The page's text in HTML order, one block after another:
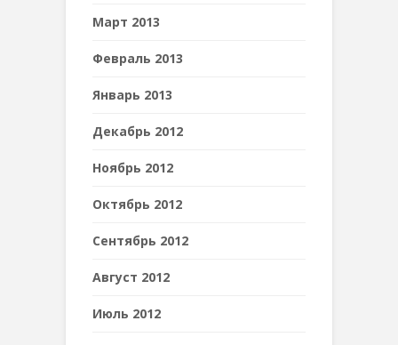
Март 2013
Февраль 2013
Январь 2013
Декабрь 2012
Ноябрь 2012
Октябрь 2012
Сентябрь 2012
Август 2012
Июль 2012